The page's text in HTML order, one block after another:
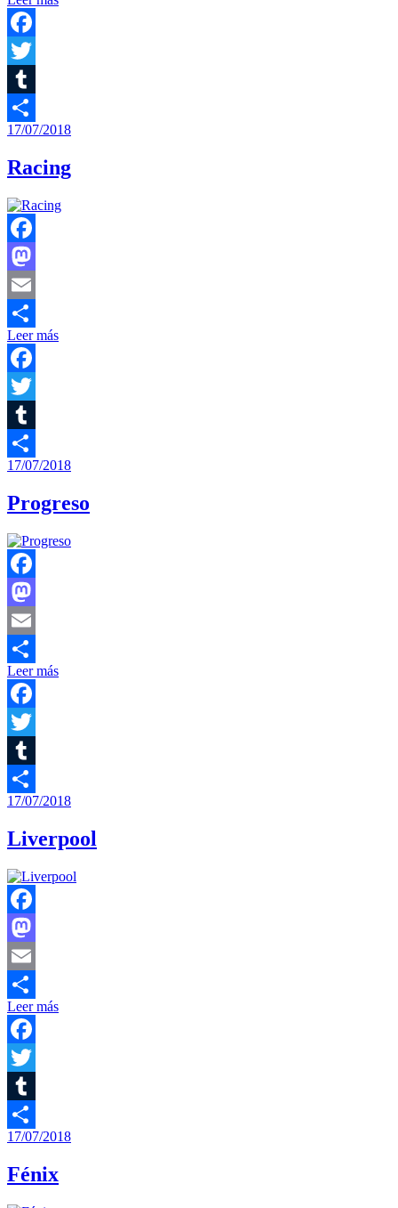
Compartir
Facebook
Twitter
Tumblr
Compartir
17/07/2018
Racing
Facebook
Mastodon
Email
Compartir
Leer más
Facebook
Twitter
Tumblr
Compartir
17/07/2018
Progreso
Facebook
Mastodon
Email
Compartir
Leer más
Facebook
Twitter
Tumblr
Compartir
17/07/2018
Liverpool
Facebook
Mastodon
Email
Compartir
Leer más
Facebook
Twitter
Tumblr
Compartir
17/07/2018
Fénix